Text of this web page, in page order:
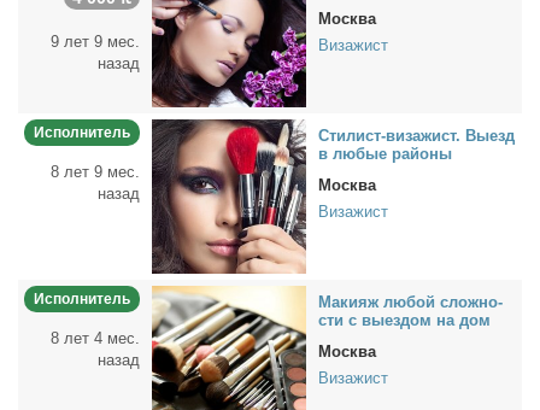
9 лет 9 мес.
назад
Москва
Визажист
Исполнитель
8 лет 9 мес.
назад
Сти­лист-ви­за­жист. Вы­езд
в лю­бые рай­о­ны
Москва
Визажист
Исполнитель
8 лет 4 мес.
назад
Ма­ки­яж лю­бой слож­но­
сти с вы­ез­дом на дом
Москва
Визажист